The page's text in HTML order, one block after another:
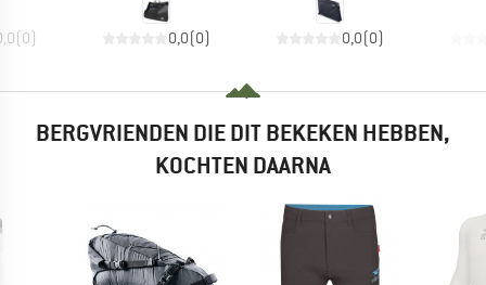
(0) 0,0(0) 0,0(0)
BERGVRIENDEN DIE DIT BEKEKEN HEBBEN,
KOCHTEN DAARNA